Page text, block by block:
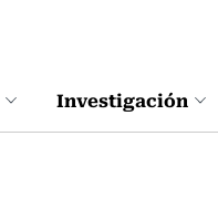
Investigación